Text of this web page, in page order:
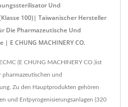
Und
100)| Taiwanischer Hersteller
Die Pharmazeutische Und
E CHUNG MACHINERY CO.
(E CHUNG MACHINERY CO.)ist
pharmazeutischen und
Zu den Hauptprodukten gehören
und Entpyrogenisierungsanlagen (320